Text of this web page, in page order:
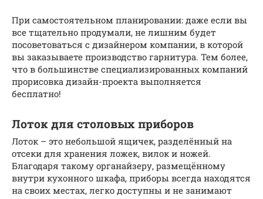
При самостоятельном планировании: даже если вы
все тщательно продумали, не лишним будет
посоветоваться с дизайнером компании, в которой
вы заказываете производство гарнитура. Тем более,
что в большинстве специализированных компаний
прорисовка дизайн-проекта выполняется
бесплатно!
Лоток для столовых приборов
Лоток – это небольшой ящичек, разделённый на
отсеки для хранения ложек, вилок и ножей.
Благодаря такому органайзеру, размещённому
внутри кухонного шкафа, приборы всегда находятся
на своих местах, легко доступны и не занимают